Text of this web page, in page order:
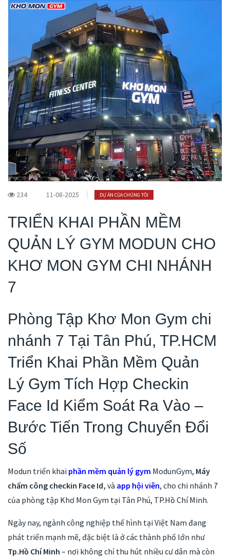
234 11-08-2025 DỰ ÁN CỦA CHÚNG TÔI
TRIỂN KHAI PHẦN MỀM
QUẢN LÝ GYM MODUN CHO
KHƠ MON GYM CHI NHÁNH
7
Phòng Tập Khơ Mon Gym chi
nhánh 7 Tại Tân Phú, TP.HCM
Triển Khai Phần Mềm Quản
Lý Gym Tích Hợp Checkin
Face Id Kiểm Soát Ra Vào –
Bước Tiến Trong Chuyển Đổi
Số
Modun triển khai phần mềm quản lý gym ModunGym, Máy
chấm công checkin Face Id, và app hội viên, cho chi nhánh 7
của phòng tập Khơ Mon Gym tại Tân Phú, TP.Hồ Chí Minh.
Ngày nay, ngành công nghiệp thể hình tại Việt Nam đang
phát triển mạnh mẽ, đặc biệt là ở các thành phố lớn như
Tp.Hồ Chí Minh – nơi không chỉ thu hút nhiều cư dân mà còn